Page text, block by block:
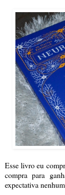
Esse livro eu
compra para
expectativa